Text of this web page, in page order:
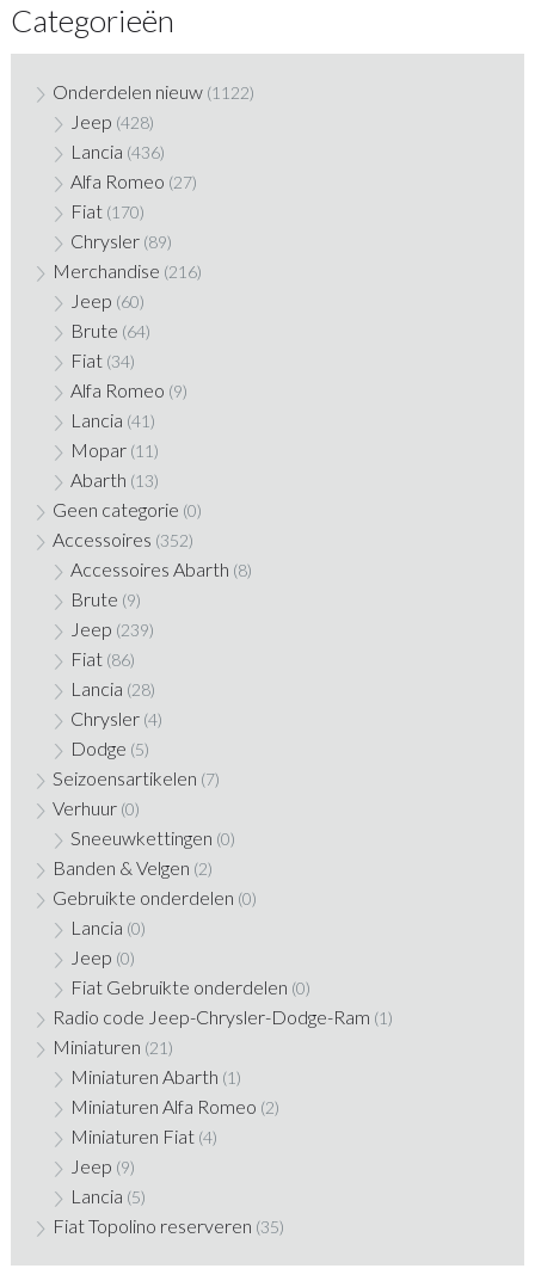
Categorieën
Onderdelen nieuw (1122)
Jeep (428)
Lancia (436)
Alfa Romeo (27)
Fiat (170)
Chrysler (89)
Merchandise (216)
Jeep (60)
Brute (64)
Fiat (34)
Alfa Romeo (9)
Lancia (41)
Mopar (11)
Abarth (13)
Geen categorie (0)
Accessoires (352)
Accessoires Abarth (8)
Brute (9)
Jeep (239)
Fiat (86)
Lancia (28)
Chrysler (4)
Dodge (5)
Seizoensartikelen (7)
Verhuur (0)
Sneeuwkettingen (0)
Banden & Velgen (2)
Gebruikte onderdelen (0)
Lancia (0)
Jeep (0)
Fiat Gebruikte onderdelen (0)
Radio code Jeep-Chrysler-Dodge-Ram (1)
Miniaturen (21)
Miniaturen Abarth (1)
Miniaturen Alfa Romeo (2)
Miniaturen Fiat (4)
Jeep (9)
Lancia (5)
Fiat Topolino reserveren (35)